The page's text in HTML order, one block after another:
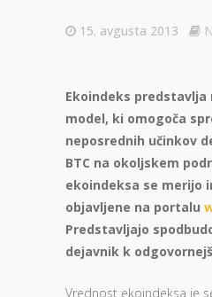
15. avgusta 2013
Ekoindeks predstavlja
model, ki omogoča
neposrednih učinkov
BTC na okoljskem
ekoindeksa se merijo
objavljene na portalu
Predstavljajo
dejavnik k
Vrednost ekoindeksa je